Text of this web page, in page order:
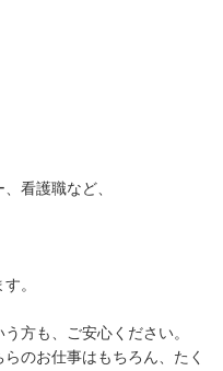
看護職など、
。
方も、ご安心ください。
のお仕事はもちろん、たく